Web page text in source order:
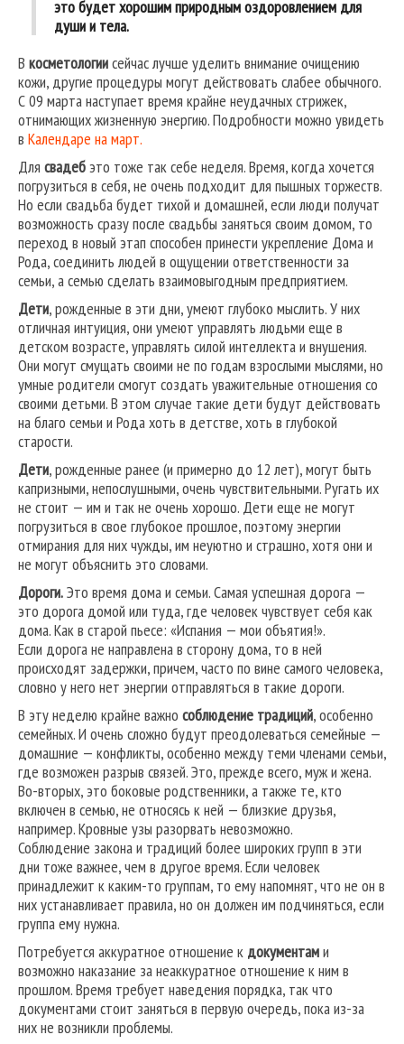
это будет хорошим природным оздоровлением для
души и тела.
В косметологиисейчас лучше уделить внимание очищению
кожи, другие процедуры могут действовать слабее обычного.
С 09 марта наступает время крайне неудачных стрижек,
отнимающих жизненную энергию. Подробности можно увидеть
в Календаре на март.
Для свадебэто тоже так себе неделя. Время, когда хочется
погрузиться в себя, не очень подходит для пышных торжеств.
Но если свадьба будет тихой и домашней, если люди получат
возможность сразу после свадьбы заняться своим домом, то
переход в новый этап способен принести укрепление Дома и
Рода, соединить людей в ощущении ответственности за
семьи, а семью сделать взаимовыгодным предприятием.
Дети, рожденные в эти дни, умеют глубоко мыслить. У них
отличная интуиция, они умеют управлять людьми еще в
детском возрасте, управлять силой интеллекта и внушения.
Они могут смущать своими не по годам взрослыми мыслями, но
умные родители смогут создать уважительные отношения со
своими детьми. В этом случае такие дети будут действовать
на благо семьи и Рода хоть в детстве, хоть в глубокой
старости.
Дети, рожденные ранее (и примерно до 12 лет), могут быть
капризными, непослушными, очень чувствительными. Ругать их
не стоит — им и так не очень хорошо. Дети еще не могут
погрузиться в свое глубокое прошлое, поэтому энергии
отмирания для них чужды, им неуютно и страшно, хотя они и
не могут объяснить это словами.
Дороги.Это время дома и семьи. Самая успешная дорога —
это дорога домой или туда, где человек чувствует себя как
дома. Как в старой пьесе: «Испания — мои объятия!».
Если дорога не направлена в сторону дома, то в ней
происходят задержки, причем, часто по вине самого человека,
словно у него нет энергии отправляться в такие дороги.
В эту неделю крайне важно соблюдение традиций, особенно
семейных. И очень сложно будут преодолеваться семейные —
домашние — конфликты, особенно между теми членами семьи,
где возможен разрыв связей. Это, прежде всего, муж и жена.
Во-вторых, это боковые родственники, а также те, кто
включен в семью, не относясь к ней — близкие друзья,
например. Кровные узы разорвать невозможно.
Соблюдение закона и традиций более широких групп в эти
дни тоже важнее, чем в другое время. Если человек
принадлежит к каким-то группам, то ему напомнят, что не он в
них устанавливает правила, но он должен им подчиняться, если
группа ему нужна.
Потребуется аккуратное отношение к документами
возможно наказание за неаккуратное отношение к ним в
прошлом. Время требует наведения порядка, так что
документами стоит заняться в первую очередь, пока из-за
них не возникли проблемы.